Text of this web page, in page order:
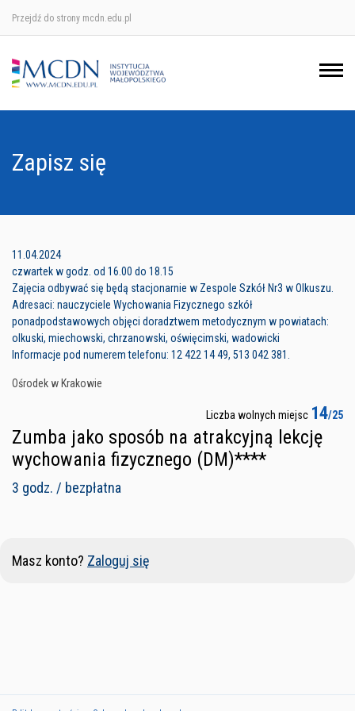
Przejdź do strony mcdn.edu.pl
Zapisz się
11.04.2024
czwartek w godz. od 16.00 do 18.15
Zajęcia odbywać się będą stacjonarnie w Zespole Szkół Nr3 w Olkuszu.
Adresaci: nauczyciele Wychowania Fizycznego szkół
ponadpodstawowych objęci doradztwem metodycznym w powiatach:
olkuski, miechowski, chrzanowski, oświęcimski, wadowicki
Informacje pod numerem telefonu: 12 422 14 49, 513 042 381.
Ośrodek w Krakowie
Liczba wolnych miejsc 14/25
Zumba jako sposób na atrakcyjną lekcję
wychowania fizycznego (DM)****
3 godz. / bezpłatna
Masz konto? Zaloguj się
Ośrodek w Krakowie
Ośrodek w Nowym Sączu
Ośrodek w Tarnowie